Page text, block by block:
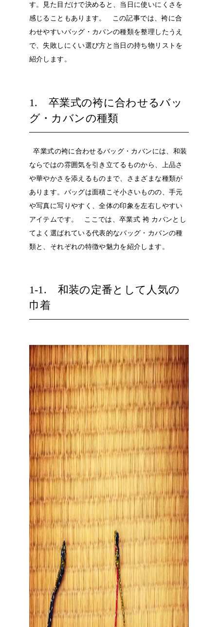
す。見た目だけで決めると、当日に使いにくさを
感じることもあります。
この記事では、袴に合
わせやすいバッグ・カバンの種類を整理したうえ
で、失敗しにくい選び方と当日の持ち物リストを
紹介します。
1. 卒業式の袴に合わせるバッ
グ・カバンの種類
卒業式の袴に合わせるバッグ・カバンには、和装
ならではの雰囲気を引き立てるものから、上品さ
や華やかさを添えるものまで、さまざまな種類が
あります。バッグは面積こそ小さいものの、手元
や写真に写りやすく、全体の印象を左右しやすい
アイテムです。
ここでは、卒業式 袴 カバンとし
てよく選ばれている代表的なバッグ・カバンの種
類と、それぞれの特徴や魅力を紹介します。
1-1. 和装の定番として人気の
巾着